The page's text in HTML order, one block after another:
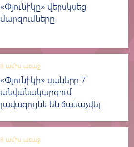
«Փյունիկը» վերսկսեց
մարզումները
8 ամիս առաջ
«Փյունիկի» սաները 7
անվանակարգում
լավագույնն են ճանաչվել
8 ամիս առաջ